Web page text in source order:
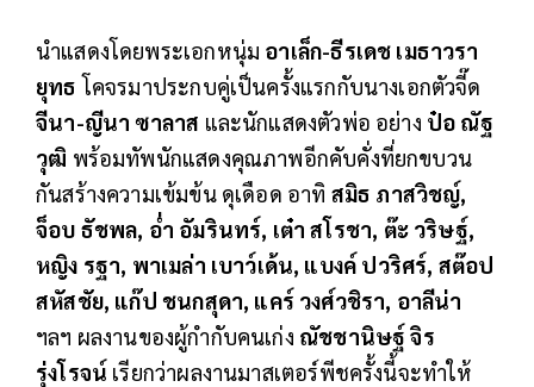
นำแสดงโดยพระเอกหนุ่ม อาเล็ก-ธีรเดช เมธาวรา
ยุทธ โคจรมาประกบคู่เป็นครั้งแรกกับนางเอกตัวจี๊ด
จีนา-ญีนา ซาลาส และนักแสดงตัวพ่อ อย่าง ป๋อ ณัฐ
วุฒิ พร้อมทัพนักแสดงคุณภาพอีกคับคั่งที่ยกขบวน
กันสร้างความเข้มข้น ดุเดือด อาทิ สมิธ ภาสวิชญ์,
จ็อบ ธัชพล, อ่ำ อัมรินทร์, เต๋า สโรชา, ต๊ะ วริษฐ์,
หญิง รฐา, พาเมล่า เบาว์เด้น, แบงค์ ปวริศร์, สต๊อป
สหัสชัย, แก๊ป ชนกสุดา, แคร์ วงศ์วชิรา, อาลีน่า
ฯลฯ ผลงานของผู้กำกับคนเก่ง ณัชชานิษฐ์ จิร
รุ่งโรจน์ เรียกว่าผลงานมาสเตอร์พีชครั้งนี้จะทำให้